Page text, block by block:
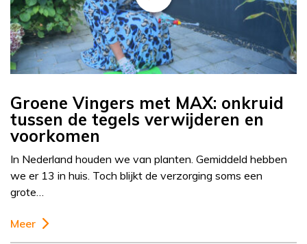
Groene Vingers met MAX: onkruid
tussen de tegels verwijderen en
voorkomen
In Nederland houden we van planten. Gemiddeld hebben
we er 13 in huis. Toch blijkt de verzorging soms een
grote…
Meer